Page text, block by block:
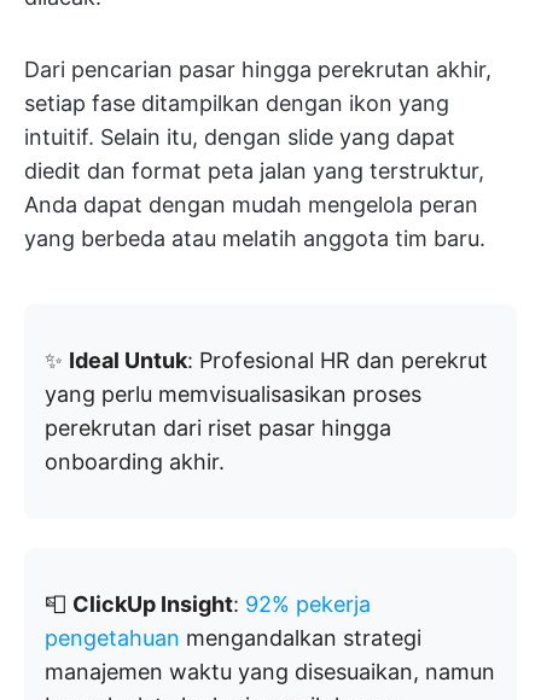
Dari pencarian pasar hingga perekrutan akhir,
setiap fase ditampilkan dengan ikon yang
intuitif. Selain itu, dengan slide yang dapat
diedit dan format peta jalan yang terstruktur,
Anda dapat dengan mudah mengelola peran
yang berbeda atau melatih anggota tim baru.
✨ Ideal Untuk: Profesional HR dan perekrut
yang perlu memvisualisasikan proses
perekrutan dari riset pasar hingga
onboarding akhir.
📮 ClickUp Insight: 92% pekerja
pengetahuan mengandalkan strategi
manajemen waktu yang disesuaikan, namun